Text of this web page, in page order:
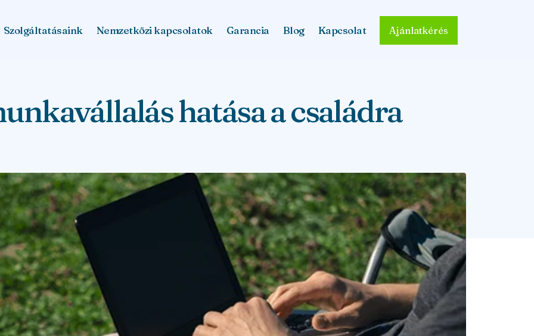
Szolgáltatásaink Nemzetközi kapcsolatok Garancia Blog Kapcsolat Ajánlatkérés
hatása a családra